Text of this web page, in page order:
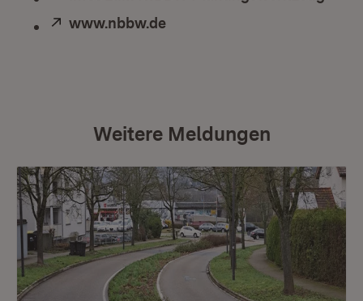
Extern:
www.nbbw.de
Weitere Meldungen